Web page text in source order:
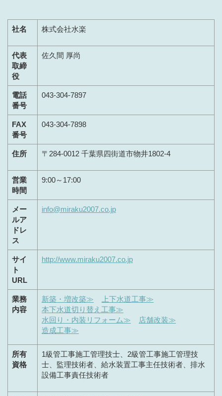
社名 株式会社水楽
代表
取締
役
佐久間 厚尚
電話
番号
043-304-7897
FAX
番号
043-304-7898
住所 〒284-0012 千葉県四街道市物井1802-4
営業
時間
9:00～17:00
メー
ルア
ドレ
ス
info@miraku2007.co.jp
サイ
ト
URL
http://www.miraku2007.co.jp
業務
内容
新築・増改築≫
上下水道工事≫
本下水道切り替え工事≫
水回り・内装リフォーム≫
店舗改装≫
造成工事≫
所有
資格
1級管工事施工管理技士、2級管工事施工管理技
士、監理技術者、給水装置工事主任技術者、排水
設備工事責任技術者